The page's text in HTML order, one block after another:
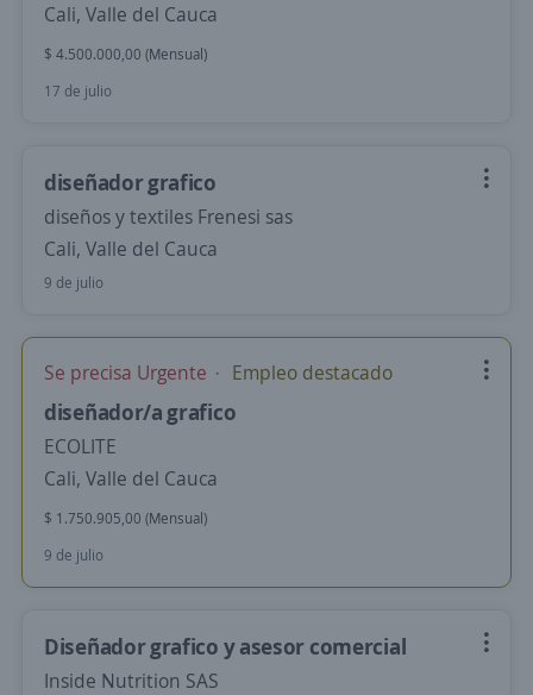
Cali, Valle del Cauca
$ 4.500.000,00 (Mensual)
17 de julio
diseñador grafico
diseños y textiles Frenesi sas
Cali, Valle del Cauca
9 de julio
Se precisa Urgente Empleo destacado
diseñador/a grafico
ECOLITE
Cali, Valle del Cauca
$ 1.750.905,00 (Mensual)
9 de julio
Diseñador grafico y asesor comercial
Inside Nutrition SAS